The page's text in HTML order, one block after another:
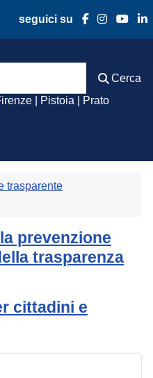
seguici su
Usl
| Pistoia | Prato
Cerca
trasparente
prevenzione
trasparenza
cittadini e